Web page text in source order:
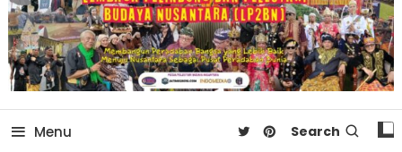
Menu Search